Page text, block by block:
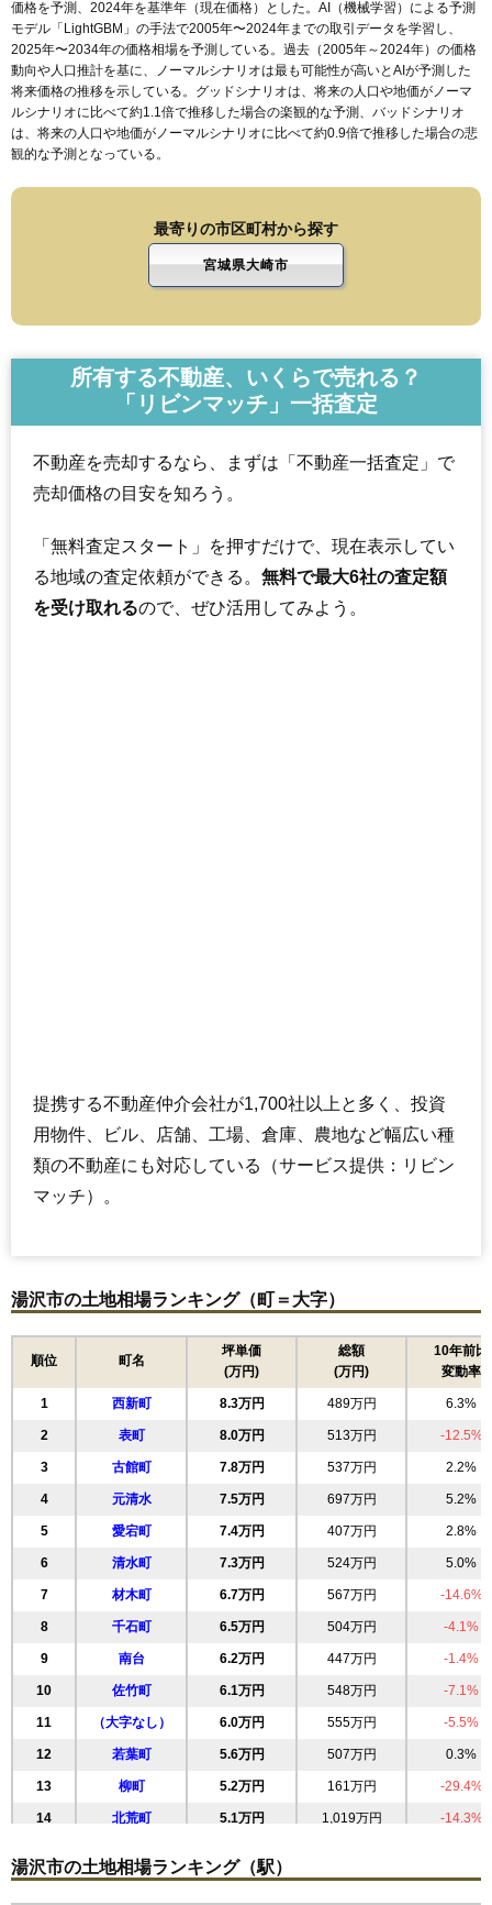
価格を予測、2024年を基準年（現在価格）とした。AI（機械学習）による予測
モデル「LightGBM」の手法で2005年〜2024年までの取引データを学習し、
2025年〜2034年の価格相場を予測している。過去（2005年～2024年）の価格
動向や人口推計を基に、ノーマルシナリオは最も可能性が高いとAIが予測した
将来価格の推移を示している。グッドシナリオは、将来の人口や地価がノーマ
ルシナリオに比べて約1.1倍で推移した場合の楽観的な予測、バッドシナリオ
は、将来の人口や地価がノーマルシナリオに比べて約0.9倍で推移した場合の悲
観的な予測となっている。
最寄りの市区町村から探す
宮城県大崎市
所有する不動産、いくらで売れる？
「リビンマッチ」一括査定
不動産を売却するなら、まずは「不動産一括査定」で
売却価格の目安を知ろう。
「無料査定スタート」を押すだけで、現在表示してい
る地域の査定依頼ができる。 無料で最大6社の査定額
を受け取れるので、ぜひ活用してみよう。
提携する不動産仲介会社が1,700社以上と多く、投資
用物件、ビル、店舗、工場、倉庫、農地など幅広い種
類の不動産にも対応している（サービス提供：リビン
マッチ）。
湯沢市の土地相場ランキング（町＝大字）
順位 町名
坪単価
(万円)
総額
(万円)
10年前比
変動率
1 西新町 8.3万円 489万円 6.3%
2 表町 8.0万円 513万円 -12.5%
3 古館町 7.8万円 537万円 2.2%
4 元清水 7.5万円 697万円 5.2%
5 愛宕町 7.4万円 407万円 2.8%
6 清水町 7.3万円 524万円 5.0%
7 材木町 6.7万円 567万円 -14.6%
8 千石町 6.5万円 504万円 -4.1%
9 南台 6.2万円 447万円 -1.4%
10 佐竹町 6.1万円 548万円 -7.1%
11 （大字なし） 6.0万円 555万円 -5.5%
12 若葉町 5.6万円 507万円 0.3%
13 柳町 5.2万円 161万円 -29.4%
14 北荒町 5.1万円 1,019万円 -14.3%
16 前森 5.1万円 410万円 -14.3%
湯沢市の土地相場ランキング（駅）